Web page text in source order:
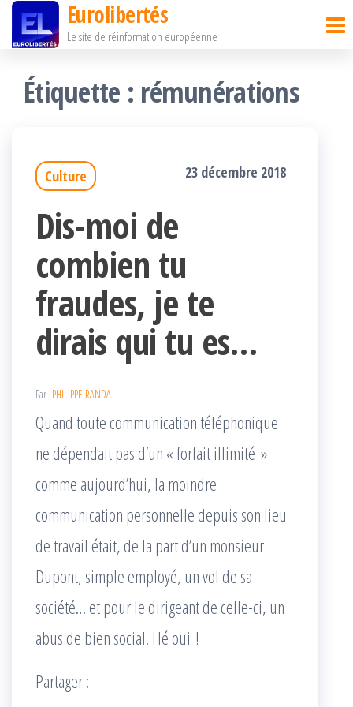
Passer
contenu
Eurolibertés
Le site de réinformation européenne
Étiquette : rémunérations
Culture 23 décembre 2018
Dis-moi de
combien tu
fraudes, je te
dirais qui tu es…
Par PHILIPPE RANDA
Quand toute communication téléphonique
ne dépendait pas d’un « forfait illimité »
comme aujourd’hui, la moindre
communication personnelle depuis son lieu
de travail était, de la part d’un monsieur
Dupont, simple employé, un vol de sa
société… et pour le dirigeant de celle-ci, un
abus de bien social. Hé oui !
Partager :